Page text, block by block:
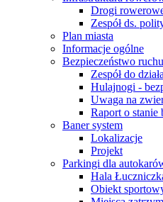
Drogi
Zespół ds.
Plan miasta
Informacje ogólne
Bezpieczeństwo
Zespół do
Hulajnogi -
Uwaga na
Raport o
Baner system
Lokalizacje
Projekt
Parkingi dla
Hala
Obiekt